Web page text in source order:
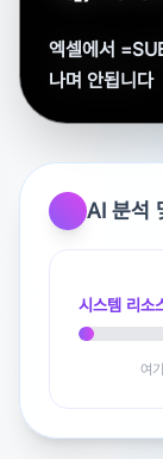
엑셀에서
나며 안됩니다
AI 분석
시스템 리소
여